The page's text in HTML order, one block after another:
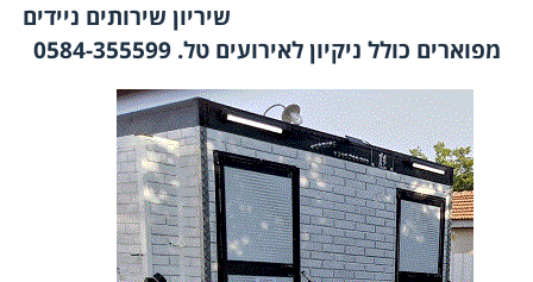
שיריון שירותים ניידים
מפוארים כולל ניקיון לאירועים טל. 0584-355599